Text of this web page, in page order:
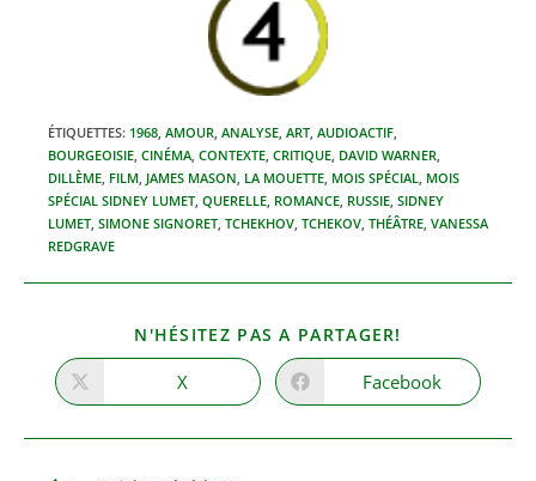
ÉTIQUETTES: 1968, AMOUR, ANALYSE, ART, AUDIOACTIF,
BOURGEOISIE, CINÉMA, CONTEXTE, CRITIQUE, DAVID WARNER,
DILLÈME, FILM, JAMES MASON, LA MOUETTE, MOIS SPÉCIAL, MOIS
SPÉCIAL SIDNEY LUMET, QUERELLE, ROMANCE, RUSSIE, SIDNEY
LUMET, SIMONE SIGNORET, TCHEKHOV, TCHEKOV, THÉÂTRE, VANESSA
REDGRAVE
N'HÉSITEZ PAS A PARTAGER!
CONTENU
Ouvrir
dans
autre
X Ouvrir
dans
autre
Facebook